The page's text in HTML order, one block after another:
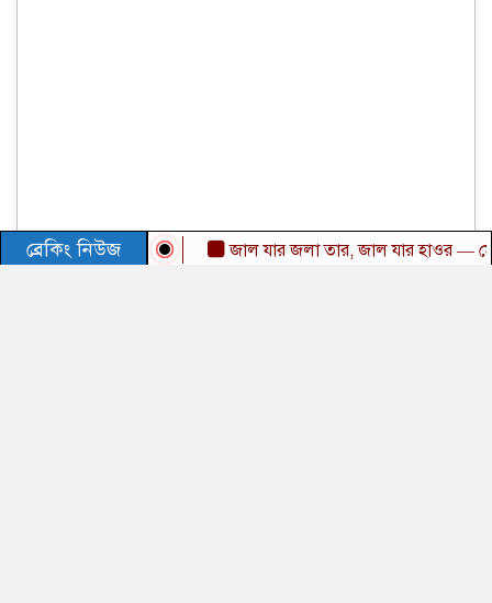
ব্রেকিং নিউজ জাল যার জলা তার, জাল যার হাওর — মোহাম্মদ